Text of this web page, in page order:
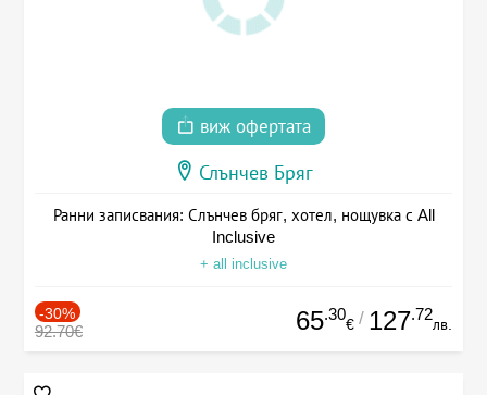
виж офертата
Слънчев Бряг
Ранни записвания: Слънчев бряг, хотел, нощувка с All
Inclusive
+ all inclusive
-30%
92.70€ 65.30
€ / 127.72
лв.